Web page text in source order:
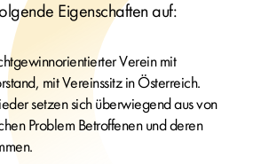
Eigenschaften auf:
Verein mit
mit Vereinssitz in Österreich.
setzen sich überwiegend aus von
Problem Betroffenen und deren